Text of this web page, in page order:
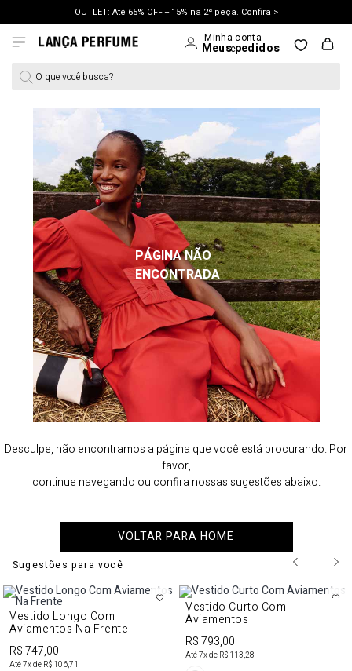
OUTLET: Até 65% OFF + 15% na 2ª peça. Confira >
LANÇAMENTO PRIMAVERA 27. Clique e aproveite.
O que você busca?
PÁGINA NÃO
ENCONTRADA
Desculpe, não encontramos a página que você está procurando. Por
favor,
continue navegando ou confira nossas sugestões abaixo.
VOLTAR PARA HOME
Sugestões para você
Vestido Longo Com
Aviamentos Na Frente
R$ 747,00
Até7x de R$ 106,71
Vestido Curto Com
Aviamentos
R$ 793,00
Até7x de R$ 113,28